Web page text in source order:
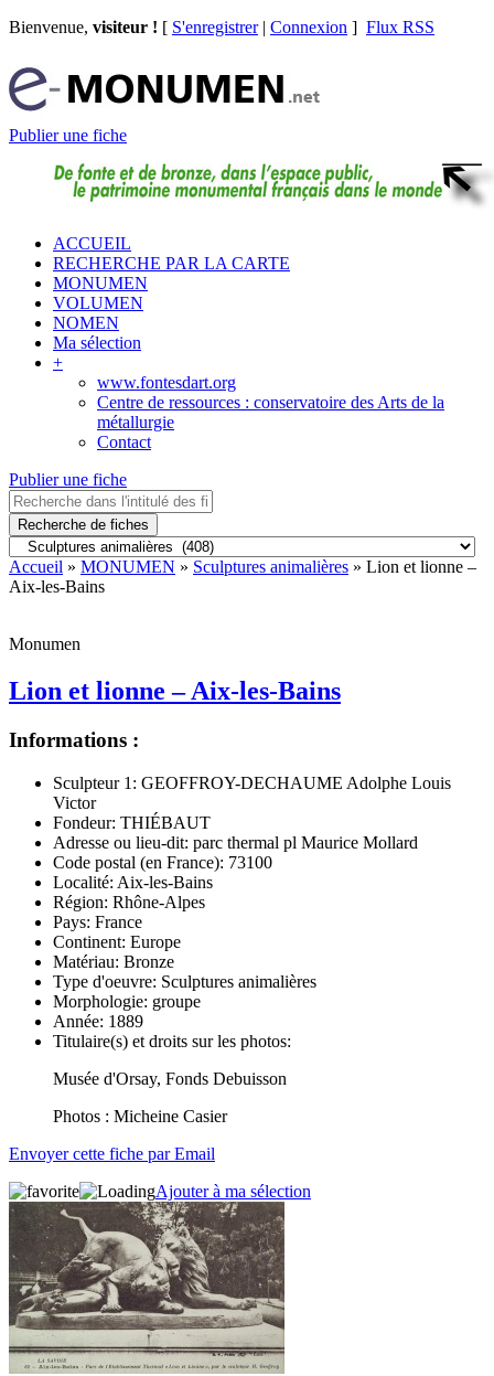
Bienvenue, visiteur ! [ S'enregistrer| Connexion ] Flux RSS
Publier une fiche
ACCUEIL
RECHERCHE PAR LA CARTE
MONUMEN
VOLUMEN
NOMEN
Ma sélection
+
www.fontesdart.org
Centre de ressources : conservatoire des Arts de la
métallurgie
Contact
Publier une fiche
Recherche de fiches
Accueil » MONUMEN » Sculptures animalières » Lion et lionne –
Aix-les-Bains
Monumen
Lion et lionne – Aix-les-Bains
Informations :
Sculpteur 1: GEOFFROY-DECHAUME Adolphe Louis
Victor
Fondeur: THIÉBAUT
Adresse ou lieu-dit: parc thermal pl Maurice Mollard
Code postal (en France): 73100
Localité: Aix-les-Bains
Région: Rhône-Alpes
Pays: France
Continent: Europe
Matériau: Bronze
Type d'oeuvre: Sculptures animalières
Morphologie: groupe
Année: 1889
Titulaire(s) et droits sur les photos:
Musée d'Orsay, Fonds Debuisson
Photos : Micheine Casier
Envoyer cette fiche par Email
Ajouter à ma sélection